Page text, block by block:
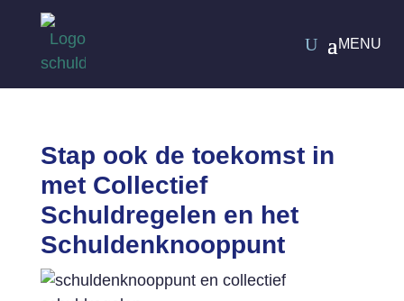
Stap ook de toekomst in
met Collectief
Schuldregelen en het
Schuldenknooppunt